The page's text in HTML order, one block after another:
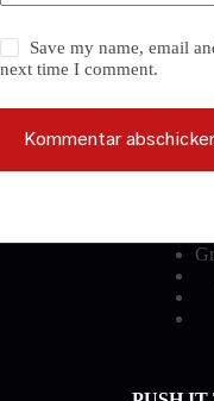
Save my name, email
next time I comment.
Kommentar